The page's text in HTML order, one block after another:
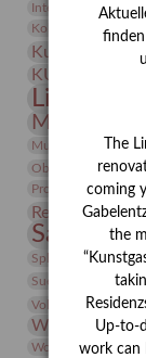
Integriertes
Kolosseum
Kunstmuseum
KUNSTWAND
Museumspädagogik
Objekt im Fokus
Provenienz
Restaurierung
Sammlung
Sphinx
studio
Suermondt-
Volontariat
Walter
Wolf und Hund
The
coming
the
Up-to-
work can